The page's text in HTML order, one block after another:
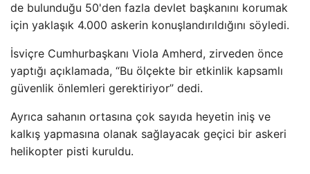
de bulunduğu 50'den fazla devlet başkanını korumak
için yaklaşık 4.000 askerin konuşlandırıldığını söyledi.
İsviçre Cumhurbaşkanı Viola Amherd, zirveden önce
yaptığı açıklamada, “Bu ölçekte bir etkinlik kapsamlı
güvenlik önlemleri gerektiriyor” dedi.
Ayrıca sahanın ortasına çok sayıda heyetin iniş ve
kalkış yapmasına olanak sağlayacak geçici bir askeri
helikopter pisti kuruldu.